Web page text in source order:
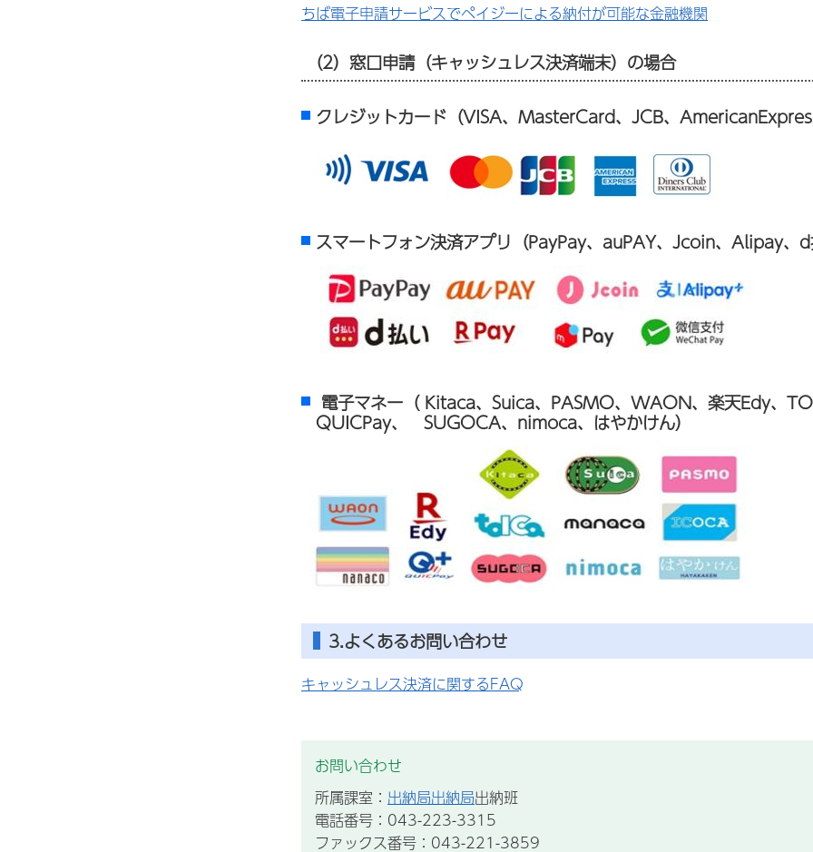
ちば電子申請サービスでペイジーによる納付が可能な金融機関
（2）窓口申請（キャッシュレス決済端末）の場合
クレジットカード（VISA、MasterCard、JCB、
スマートフォン決済アプリ（PayPay、auPAY、Jcoin、Alipay、
電子マネー（ Kitaca、Suica、PASMO、WAON、楽天Edy、
QUICPay、 SUGOCA、nimoca、はやかけん）
3.よくあるお問い合わせ
キャッシュレス決済に関するFAQ
お問い合わせ
所属課室： 出納局出納局出納班
電話番号：043-223-3315
ファックス番号：043-221-3859